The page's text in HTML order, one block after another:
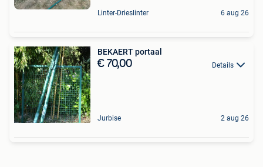
Linter-Drieslinter 6 aug 26
BEKAERT portaal
€ 70,00 Details
Jurbise 2 aug 26